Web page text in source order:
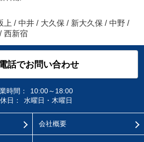
上 / 中井 / 大久保 / 新大久保 / 中野 /
/ 西新宿
話でお問い合わせ
時間：
10:00～18:00
日：
水曜日・木曜日
会社概要